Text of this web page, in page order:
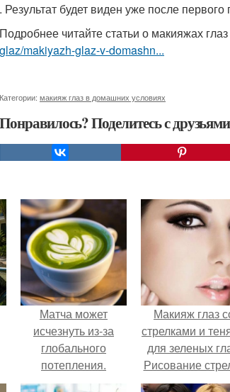
. Результат будет виден уже после
Подробнее читайте статьи о макияжах
glaz/makiyazh-glaz-v-domashn...
Категории: макияж глаз в домашних условиях
Понравилось? Поделитесь с
Матча может
исчезнуть из-за
глобального
потепления.
Макияж глаз
стрелками и
для зеленых
Рисование
тенями.